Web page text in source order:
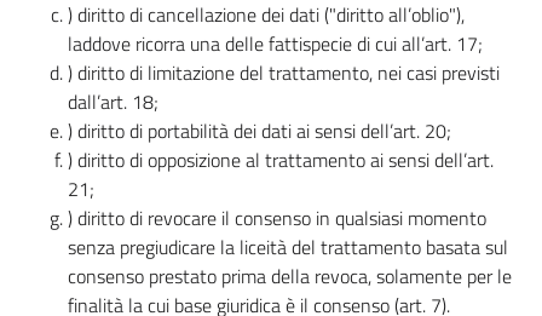
) diritto di cancellazione dei dati ("diritto all’oblio"),
laddove ricorra una delle fattispecie di cui all’art. 17;
) diritto di limitazione del trattamento, nei casi previsti
dall’art. 18;
) diritto di portabilità dei dati ai sensi dell’art. 20;
) diritto di opposizione al trattamento ai sensi dell’art.
21;
) diritto di revocare il consenso in qualsiasi momento
senza pregiudicare la liceità del trattamento basata sul
consenso prestato prima della revoca, solamente per le
finalità la cui base giuridica è il consenso (art. 7).